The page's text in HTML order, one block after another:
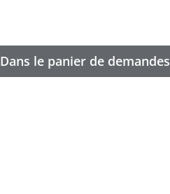
Dans le panier de demandes